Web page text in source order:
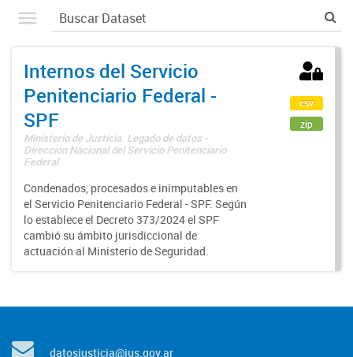
Internos del Servicio
Penitenciario Federal -
SPF
Ministerio de Justicia. Legado de datos -
Dirección Nacional del Servicio Penitenciario
Federal
Condenados, procesados e inimputables en
el Servicio Penitenciario Federal - SPF. Según
lo establece el Decreto 373/2024 el SPF
cambió su ámbito jurisdiccional de
actuación al Ministerio de Seguridad.
csv
zip
datosjusticia@jus.gov.ar